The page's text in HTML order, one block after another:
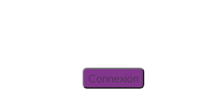
Connexion